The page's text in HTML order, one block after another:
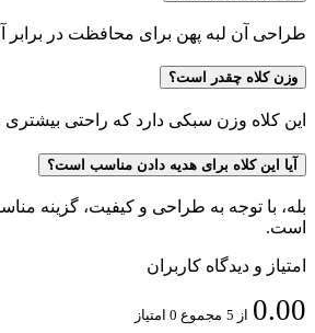
طراحی آن لبه پهن برای محافظت در برابر
وزن کلاه چقدر است؟
این کلاه وزن سبکی دارد که راحتی
آیا این کلاه برای هدیه دادن مناسب است؟
بله، با توجه به طراحی و کیفیت، گزینه
است.
امتیاز و دیدگاه کاربران
0.00 از 5 مجموع 0 امتیاز